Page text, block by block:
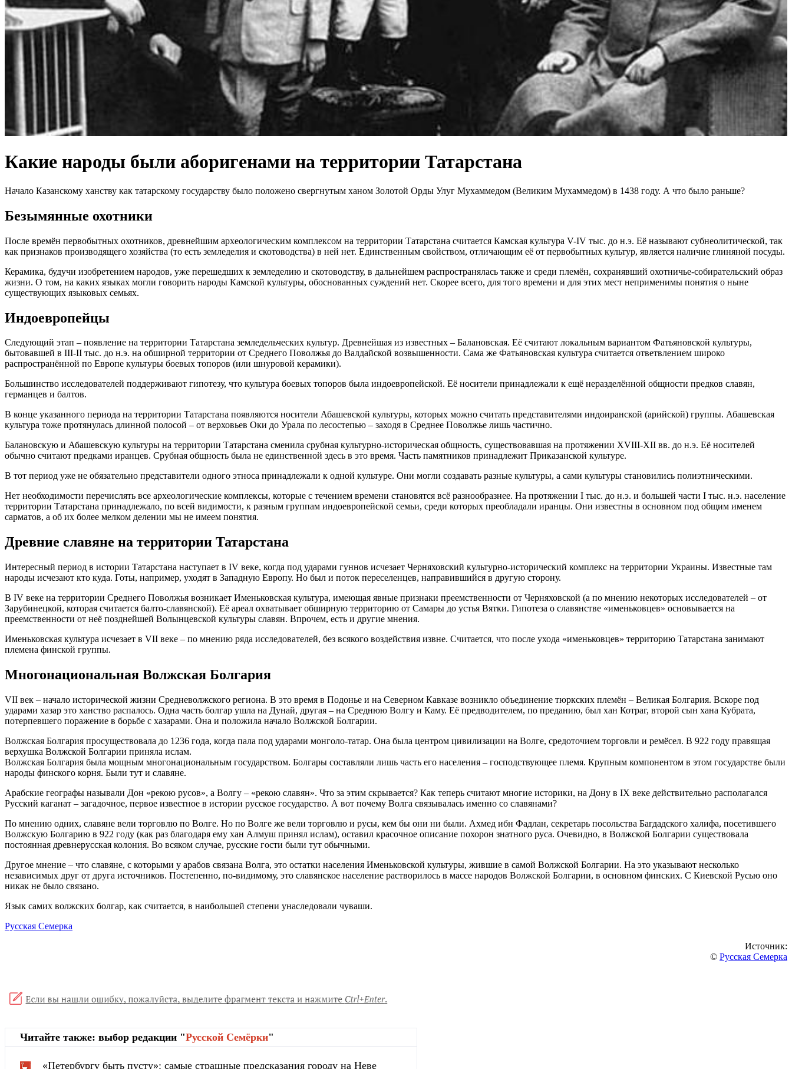
Какие народы были аборигенами на территории Татарстана
Начало Казанскому ханству как татарскому государству было положено свергнутым ханом Золотой Орды Улуг Мухаммедом (Великим Мухаммедом) в 1438 году. А что было раньше?
Безымянные охотники
После времён первобытных охотников, древнейшим археологическим комплексом на территории Татарстана считается Камская культура V-IV тыс. до н.э. Её называют субнеолитической, так
как признаков производящего хозяйства (то есть земледелия и скотоводства) в ней нет. Единственным свойством, отличающим её от первобытных культур, является наличие глиняной посуды.
Керамика, будучи изобретением народов, уже перешедших к земледелию и скотоводству, в дальнейшем распространялась также и среди племён, сохранявший охотничье-собирательский образ
жизни. О том, на каких языках могли говорить народы Камской культуры, обоснованных суждений нет. Скорее всего, для того времени и для этих мест неприменимы понятия о ныне
существующих языковых семьях.
Индоевропейцы
Следующий этап – появление на территории Татарстана земледельческих культур. Древнейшая из известных – Балановская. Её считают локальным вариантом Фатьяновской культуры,
бытовавшей в III-II тыс. до н.э. на обширной территории от Среднего Поволжья до Валдайской возвышенности. Сама же Фатьяновская культура считается ответвлением широко
распространённой по Европе культуры боевых топоров (или шнуровой керамики).
Большинство исследователей поддерживают гипотезу, что культура боевых топоров была индоевропейской. Её носители принадлежали к ещё неразделённой общности предков славян,
германцев и балтов.
В конце указанного периода на территории Татарстана появляются носители Абашевской культуры, которых можно считать представителями индоиранской (арийской) группы. Абашевская
культура тоже протянулась длинной полосой – от верховьев Оки до Урала по лесостепью – заходя в Среднее Поволжье лишь частично.
Балановскую и Абашевскую культуры на территории Татарстана сменила срубная культурно-историческая общность, существовавшая на протяжении XVIII-XII вв. до н.э. Её носителей
обычно считают предками иранцев. Срубная общность была не единственной здесь в это время. Часть памятников принадлежит Приказанской культуре.
В тот период уже не обязательно представители одного этноса принадлежали к одной культуре. Они могли создавать разные культуры, а сами культуры становились полиэтническими.
Нет необходимости перечислять все археологические комплексы, которые с течением времени становятся всё разнообразнее. На протяжении I тыс. до н.э. и большей части I тыс. н.э. население
территории Татарстана принадлежало, по всей видимости, к разным группам индоевропейской семьи, среди которых преобладали иранцы. Они известны в основном под общим именем
сарматов, а об их более мелком делении мы не имеем понятия.
Древние славяне на территории Татарстана
Интересный период в истории Татарстана наступает в IV веке, когда под ударами гуннов исчезает Черняховский культурно-исторический комплекс на территории Украины. Известные там
народы исчезают кто куда. Готы, например, уходят в Западную Европу. Но был и поток переселенцев, направившийся в другую сторону.
В IV веке на территории Среднего Поволжья возникает Именьковская культура, имеющая явные признаки преемственности от Черняховской (а по мнению некоторых исследователей – от
Зарубинецкой, которая считается балто-славянской). Её ареал охватывает обширную территорию от Самары до устья Вятки. Гипотеза о славянстве «именьковцев» основывается на
преемственности от неё позднейшей Волынцевской культуры славян. Впрочем, есть и другие мнения.
Именьковская культура исчезает в VII веке – по мнению ряда исследователей, без всякого воздействия извне. Считается, что после ухода «именьковцев» территорию Татарстана занимают
племена финской группы.
Многонациональная Волжская Болгария
VII век – начало исторической жизни Средневолжского региона. В это время в Подонье и на Северном Кавказе возникло объединение тюркских племён – Великая Болгария. Вскоре под
ударами хазар это ханство распалось. Одна часть болгар ушла на Дунай, другая – на Среднюю Волгу и Каму. Её предводителем, по преданию, был хан Котраг, второй сын хана Кубрата,
потерпевшего поражение в борьбе с хазарами. Она и положила начало Волжской Болгарии.
Волжская Болгария просуществовала до 1236 года, когда пала под ударами монголо-татар. Она была центром цивилизации на Волге, средоточием торговли и ремёсел. В 922 году правящая
верхушка Волжской Болгарии приняла ислам.
Волжская Болгария была мощным многонациональным государством. Болгары составляли лишь часть его населения – господствующее племя. Крупным компонентом в этом государстве были
народы финского корня. Были тут и славяне.
Арабские географы называли Дон «рекою русов», а Волгу – «рекою славян». Что за этим скрывается? Как теперь считают многие историки, на Дону в IX веке действительно располагался
Русский каганат – загадочное, первое известное в истории русское государство. А вот почему Волга связывалась именно со славянами?
По мнению одних, славяне вели торговлю по Волге. Но по Волге же вели торговлю и русы, кем бы они ни были. Ахмед ибн Фадлан, секретарь посольства Багдадского халифа, посетившего
Волжскую Болгарию в 922 году (как раз благодаря ему хан Алмуш принял ислам), оставил красочное описание похорон знатного руса. Очевидно, в Волжской Болгарии существовала
постоянная древнерусская колония. Во всяком случае, русские гости были тут обычными.
Другое мнение – что славяне, с которыми у арабов связана Волга, это остатки населения Именьковской культуры, жившие в самой Волжской Болгарии. На это указывают несколько
независимых друг от друга источников. Постепенно, по-видимому, это славянское население растворилось в массе народов Волжской Болгарии, в основном финских. С Киевской Русью оно
никак не было связано.
Язык самих волжских болгар, как считается, в наибольшей степени унаследовали чуваши.
Русская Семерка
Источник:
© Русская Семерка
Читайте также: выбор редакции "Русской Cемёрки"
«Петербургу быть пусту»: самые страшные предсказания городу на Неве